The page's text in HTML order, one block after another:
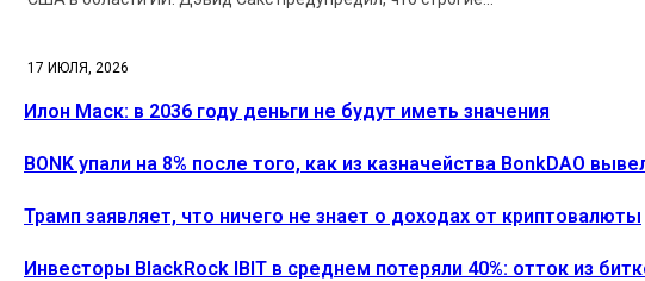
17 ИЮЛЯ, 2026
Илон Маск: в 2036 году деньги не будут иметь значения
BONK упали на 8% после того, как из казначейства BonkDAO
Трамп заявляет, что ничего не знает о доходах от криптовалюты
Инвесторы BlackRock IBIT в среднем потеряли 40%: отток из